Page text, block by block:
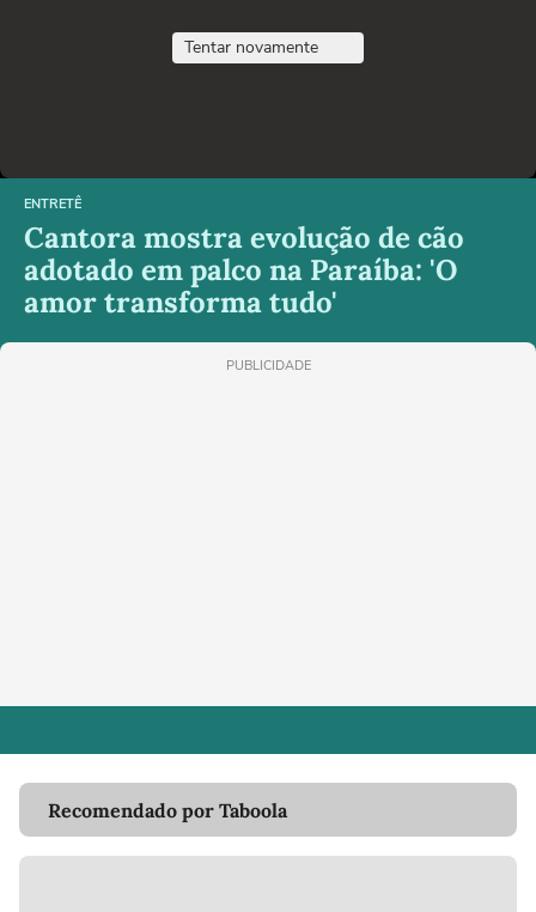
Tentar novamente
ENTRETÊ
Cantora mostra evolução de cão
adotado em palco na Paraíba: 'O
amor transforma tudo'
PUBLICIDADE
Recomendado por Taboola